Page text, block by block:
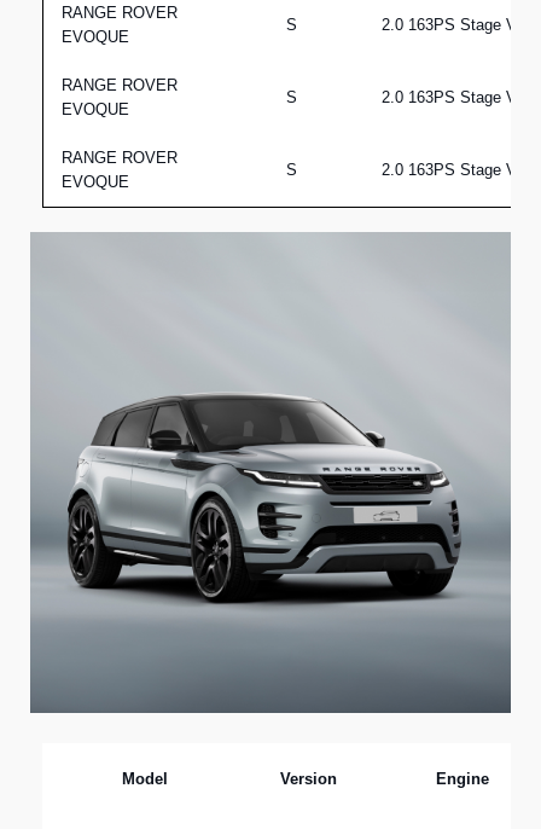
RANGE ROVER
EVOQUE
S 2.0 163PS Stage VI
RANGE ROVER
EVOQUE
S 2.0 163PS Stage VI
RANGE ROVER
EVOQUE
S 2.0 163PS Stage VI
Model Version Engine